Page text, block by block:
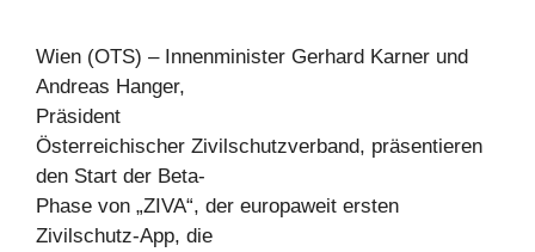
Wien (OTS) – Innenminister Gerhard Karner und
Andreas Hanger,
Präsident
Österreichischer Zivilschutzverband, präsentieren
den Start der Beta-
Phase von „ZIVA“, der europaweit ersten
Zivilschutz-App, die